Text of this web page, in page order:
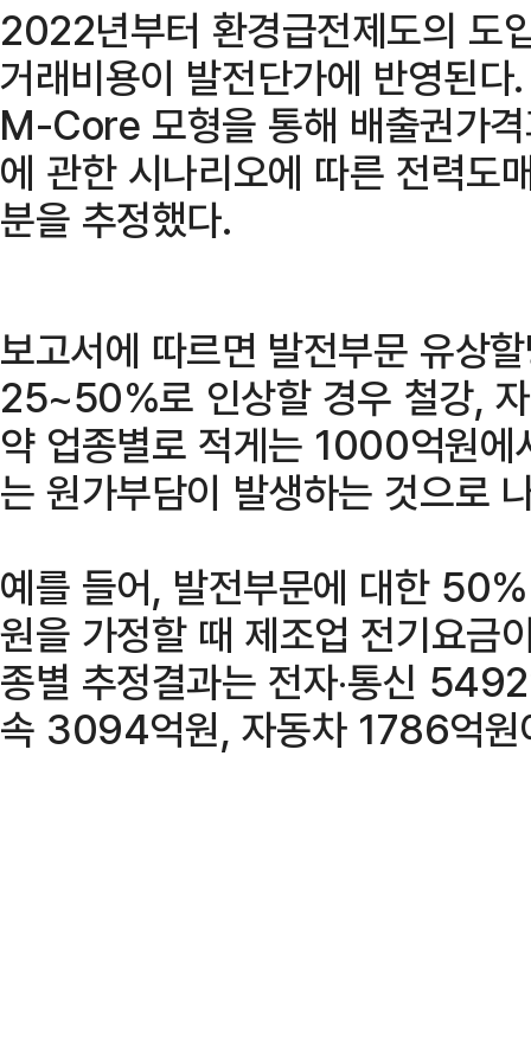
2022년부터 환경급전제도의 도
거래비용이 발전단가에 반영된
M-Core 모형을 통해 배출권가
에 관한 시나리오에 따른 전력도
분을 추정했다.
보고서에 따르면 발전부문 유상
25~50%로 인상할 경우 철강,
약 업종별로 적게는 1000억원
는 원가부담이 발생하는 것으로
예를 들어, 발전부문에 대한
원을 가정할 때 제조업 전기요금
종별 추정결과는 전자‧통신
속 3094억원, 자동차 1786억원